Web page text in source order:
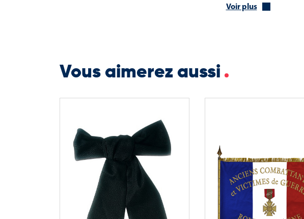
modèle peut également être réalisé en version personnalisée sur devis,
demandes protocolaires ou traditionnelles.
Voir plus
Vous aimerez aussi